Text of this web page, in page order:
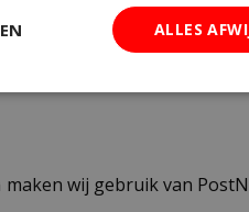
wij gebruik van
ALLES